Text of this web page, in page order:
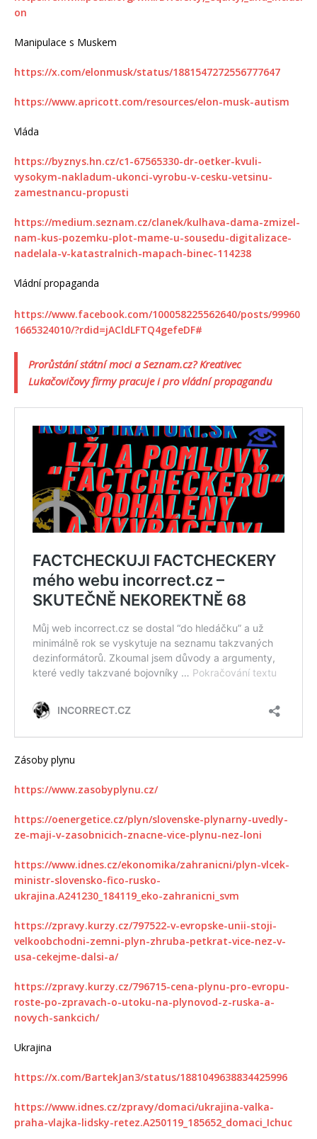
on
Manipulace s Muskem
https://x.com/elonmusk/status/1881547272556777647
https://www.apricott.com/resources/elon-musk-autism
Vláda
https://byznys.hn.cz/c1-67565330-dr-oetker-kvuli-
vysokym-nakladum-ukonci-vyrobu-v-cesku-vetsinu-
zamestnancu-propusti
https://medium.seznam.cz/clanek/kulhava-dama-zmizel-
nam-kus-pozemku-plot-mame-u-sousedu-digitalizace-
nadelala-v-katastralnich-mapach-binec-114238
Vládní propaganda
https://www.facebook.com/100058225562640/posts/99960
1665324010/?rdid=jACldLFTQ4gefeDF#
Prorůstání státní moci a Seznam.cz? Kreativec
Lukačovičovy firmy pracuje i pro vládní propagandu
Zásoby plynu
https://www.zasobyplynu.cz/
https://oenergetice.cz/plyn/slovenske-plynarny-uvedly-
ze-maji-v-zasobnicich-znacne-vice-plynu-nez-loni
https://www.idnes.cz/ekonomika/zahranicni/plyn-vlcek-
ministr-slovensko-fico-rusko-
ukrajina.A241230_184119_eko-zahranicni_svm
https://zpravy.kurzy.cz/797522-v-evropske-unii-stoji-
velkoobchodni-zemni-plyn-zhruba-petkrat-vice-nez-v-
usa-cekejme-dalsi-a/
https://zpravy.kurzy.cz/796715-cena-plynu-pro-evropu-
roste-po-zpravach-o-utoku-na-plynovod-z-ruska-a-
novych-sankcich/
Ukrajina
https://x.com/BartekJan3/status/1881049638834425996
https://www.idnes.cz/zpravy/domaci/ukrajina-valka-
praha-vlajka-lidsky-retez.A250119_185652_domaci_Ichuc